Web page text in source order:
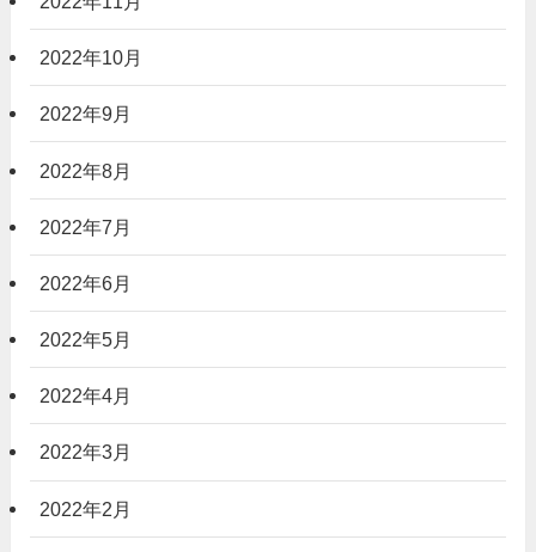
2022年10月
2022年9月
2022年8月
2022年7月
2022年6月
2022年5月
2022年4月
2022年3月
2022年2月